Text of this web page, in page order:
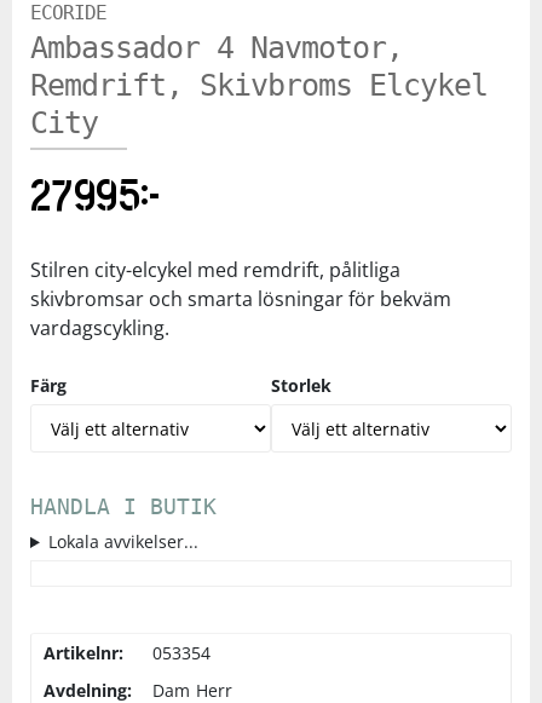
ECORIDE
Ambassador 4 Navmotor,
Remdrift, Skivbroms Elcykel
City
27995kr
Stilren city-elcykel med remdrift, pålitliga
skivbromsar och smarta lösningar för bekväm
vardagscykling.
Färg Storlek
HANDLA I BUTIK
Lokala avvikelser...
Artikelnr:
053354
Avdelning:
Dam Herr